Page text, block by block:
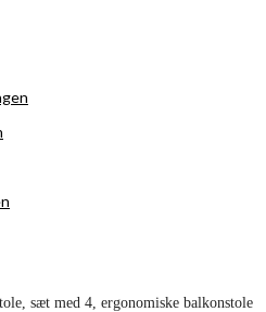
sæt med 4, ergonomiske balkonstole